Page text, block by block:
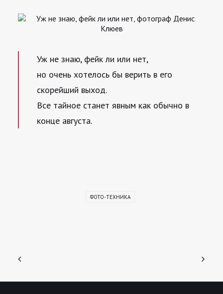
Уж не знаю, фейк ли или нет,
но очень хотелось бы верить в его
скорейший выход.
Все тайное станет явным как обычно в
конце августа.
ФОТО-ТЕХНИКА